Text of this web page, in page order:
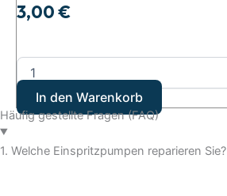
3,00€
In den Warenkorb
Häufig gestellte Fragen (FAQ)
1. Welche Einspritzpumpen reparieren Sie?